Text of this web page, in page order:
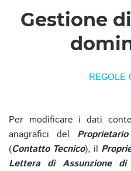
Gestione
REGOLE
Per modificare i dati
anagrafici del Proprietario
(Contatto Tecnico), il
Lettera di Assunzione di